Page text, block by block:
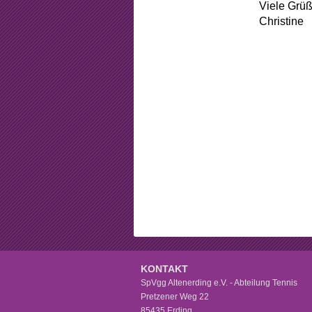
Viele
Christine
KONTAKT
SpVgg Altenerding e.V. - Abteilung Tennis
Pretzener Weg 22